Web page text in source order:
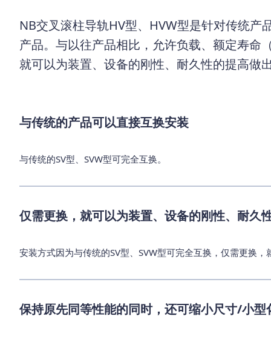
NB交叉滚柱导轨HV型、HVW型是针对传统
产品。与以往产品相比，允许负载、额定寿命
就可以为装置、设备的刚性、耐久性的提高做
与传统的产品可以直接互换安装
与传统的SV型、SVW型可完全互换。
仅需更换，就可以为装置、设备的刚性、耐久
安装方式因为与传统的SV型、SVW型可完全互换，仅需更换
保持原先同等性能的同时，还可缩小尺寸/小型